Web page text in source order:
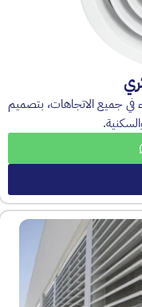
في جميع الاتجاهات، بتصميم